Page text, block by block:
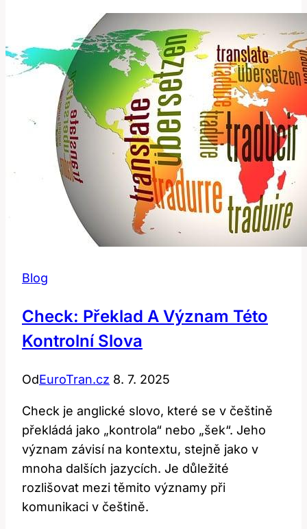
znamená?
Překlad
a
význam!
Blog
Check: Překlad A Význam Této
Kontrolní Slova
OdEuroTran.cz 8. 7. 2025
Check je anglické slovo, které se v češtině
překládá jako „kontrola“ nebo „šek“. Jeho
význam závisí na kontextu, stejně jako v
mnoha dalších jazycích. Je důležité
rozlišovat mezi těmito významy při
komunikaci v češtině.